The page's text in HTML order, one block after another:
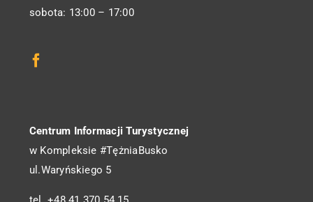
sobota: 13:00 – 17:00
Centrum Informacji Turystycznej
w Kompleksie #TężniaBusko
ul.Waryńskiego 5